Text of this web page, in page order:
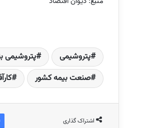
پتروشیمی پتروشیمی
صنعت بیمه کشور
اشتراک گذاری